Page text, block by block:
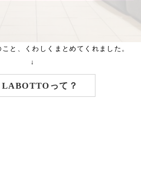
と、くわしくまとめてくれました。
↓
LABOTTOって？